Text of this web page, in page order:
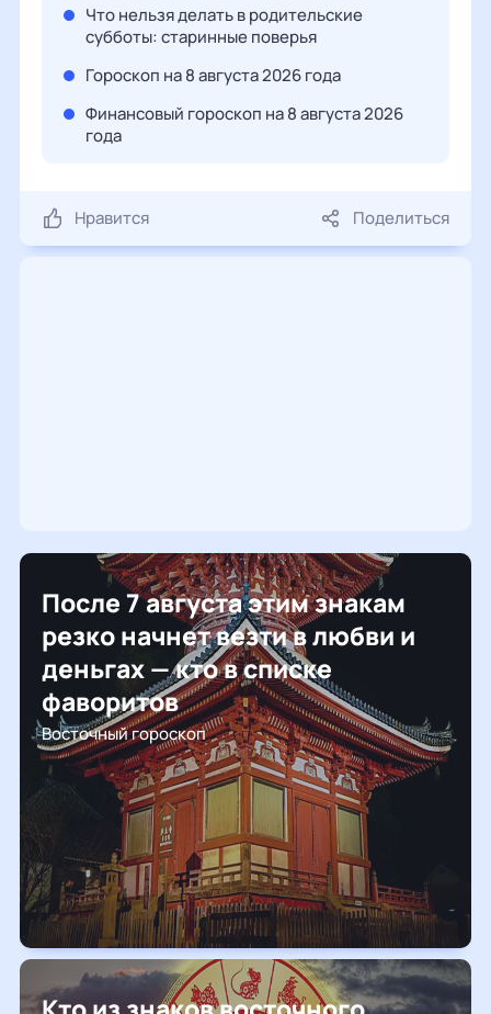
Что нельзя делать в родительские
субботы: старинные поверья
Гороскоп на 8 августа 2026 года
Финансовый гороскоп на 8 августа 2026
года
Нравится Поделиться
После 7 августа этим знакам
резко начнет везти в любви и
деньгах — кто в списке
фаворитов
Восточный гороскоп